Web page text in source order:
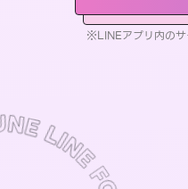
※LINEアプリ内のサ